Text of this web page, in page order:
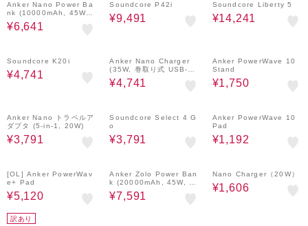
Anker Nano Power Ba
nk (10000mAh, 45W,
巻取り式 USB-Cケーブ
ル)
¥6,641
Soundcore P42i
¥9,491
Soundcore Liberty 5
¥14,241
Soundcore K20i
¥4,741
Anker Nano Charger
(35W, 巻取り式 USB-C
ケーブル)
¥4,741
Anker PowerWave 10
Stand
¥1,750
Anker Nano トラベルア
ダプタ (5-in-1, 20W)
¥3,791
Soundcore Select 4 G
o
¥3,791
Anker PowerWave 10
Pad
¥1,192
[OL] Anker PowerWav
e+ Pad
¥5,120
訳あり
Anker Zolo Power Ban
k (20000mAh, 45W, B
uilt-In Dual USB-Cケー
ブル)
¥7,591
Nano Charger（20W）
¥1,606